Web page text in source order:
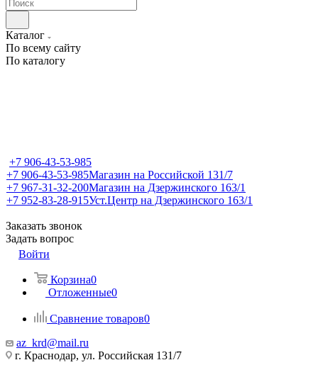
Каталог
По всему сайту
По каталогу
+7 906-43-53-985
+7 906-43-53-985Магазин на Российской 131/7
+7 967-31-32-200Магазин на Дзержинского 163/1
+7 952-83-28-915Уст.Центр на Дзержинского 163/1
Заказать звонок
Задать вопрос
Войти
Корзина0
Отложенные0
Сравнение товаров0
az_krd@mail.ru
г. Краснодар, ул. Российская 131/7